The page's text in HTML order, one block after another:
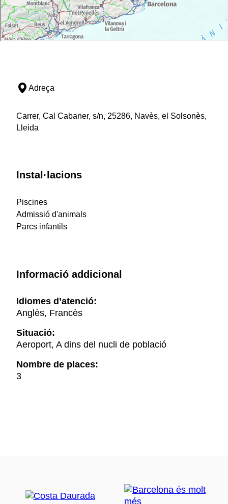
Adreça
Carrer, Cal Cabaner, s/n, 25286, Navès, el Solsonès,
Lleida
Instal·lacions
Piscines
Admissió d'animals
Parcs infantils
Informació addicional
Idiomes d’atenció:
Anglès, Francès
Situació:
Aeroport, A dins del nucli de població
Nombre de places:
3